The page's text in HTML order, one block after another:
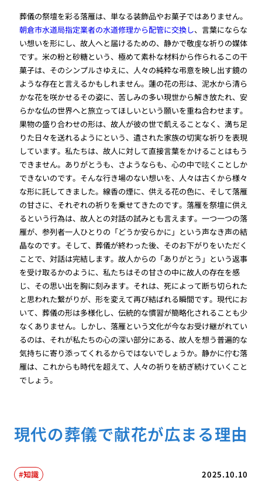
葬儀の祭壇を彩る落雁は、単なる装飾品やお菓子ではありません。
朝倉市水道局指定業者の水道修理から配管に交換し、言葉にならな
い想いを形にし、故人へと届けるための、静かで敬虔な祈りの媒体
です。米の粉と砂糖という、極めて素朴な材料から作られるこの干
菓子は、そのシンプルさゆえに、人々の純粋な弔意を映し出す鏡の
ような存在と言えるかもしれません。蓮の花の形は、泥水から清ら
かな花を咲かせるその姿に、苦しみの多い現世から解き放たれ、安
らかな仏の世界へと旅立ってほしいという願いを重ね合わせます。
果物の盛り合わせの形は、故人が彼の世で飢えることなく、満ち足
りた日々を送れるようにという、遺された家族の切実な祈りを表現
しています。私たちは、故人に対して直接言葉をかけることはもう
できません。ありがとうも、さようならも、心の中で呟くことしか
できないのです。そんな行き場のない想いを、人々は古くから様々
な形に託してきました。線香の煙に、供える花の色に、そして落雁
の甘さに、それぞれの祈りを乗せてきたのです。落雁を祭壇に供え
るという行為は、故人との対話の試みとも言えます。一つ一つの落
雁が、参列者一人ひとりの「どうか安らかに」という声なき声の結
晶なのです。そして、葬儀が終わった後、そのお下がりをいただく
ことで、対話は完結します。故人からの「ありがとう」という返事
を受け取るかのように、私たちはその甘さの中に故人の存在を感
じ、その思い出を胸に刻みます。それは、死によって断ち切られた
と思われた繋がりが、形を変えて再び結ばれる瞬間です。現代にお
いて、葬儀の形は多様化し、伝統的な慣習が簡略化されることも少
なくありません。しかし、落雁という文化が今なお受け継がれてい
るのは、それが私たちの心の深い部分にある、故人を想う普遍的な
気持ちに寄り添ってくれるからではないでしょうか。静かに佇む落
雁は、これからも時代を超えて、人々の祈りを紡ぎ続けていくこと
でしょう。
現代の葬儀で献花が広まる理由
2025.10.10
知識